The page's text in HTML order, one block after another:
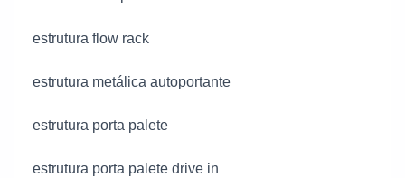
estrutura flow rack
estrutura metálica autoportante
estrutura porta palete
estrutura porta palete drive in